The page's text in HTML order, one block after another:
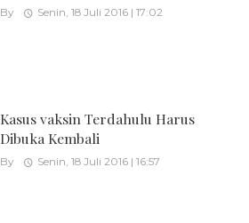
By Senin, 18 Juli 2016 | 17:02
Kasus vaksin Terdahulu Harus
Dibuka Kembali
By Senin, 18 Juli 2016 | 16:57